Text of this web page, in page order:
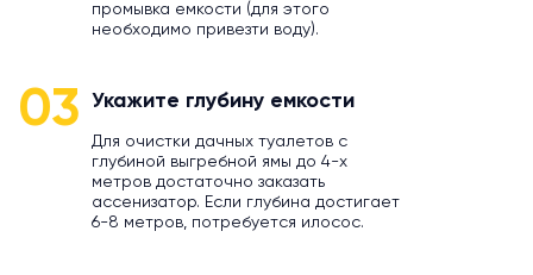
промывка емкости (для этого
необходимо привезти воду).
03 Укажите глубину емкости
Для очистки дачных туалетов с
глубиной выгребной ямы до 4-х
метров достаточно заказать
ассенизатор. Если глубина достигает
6-8 метров, потребуется илосос.